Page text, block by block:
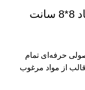
به‌عنوان محصولی حرفه‌ای تمام
قالب از مواد مرغوب